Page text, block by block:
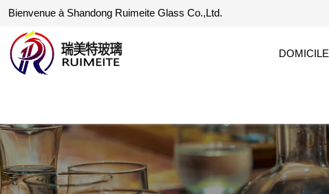
Bienvenue à Shandong Ruimeite Glass Co.,Ltd.
DOMICILE